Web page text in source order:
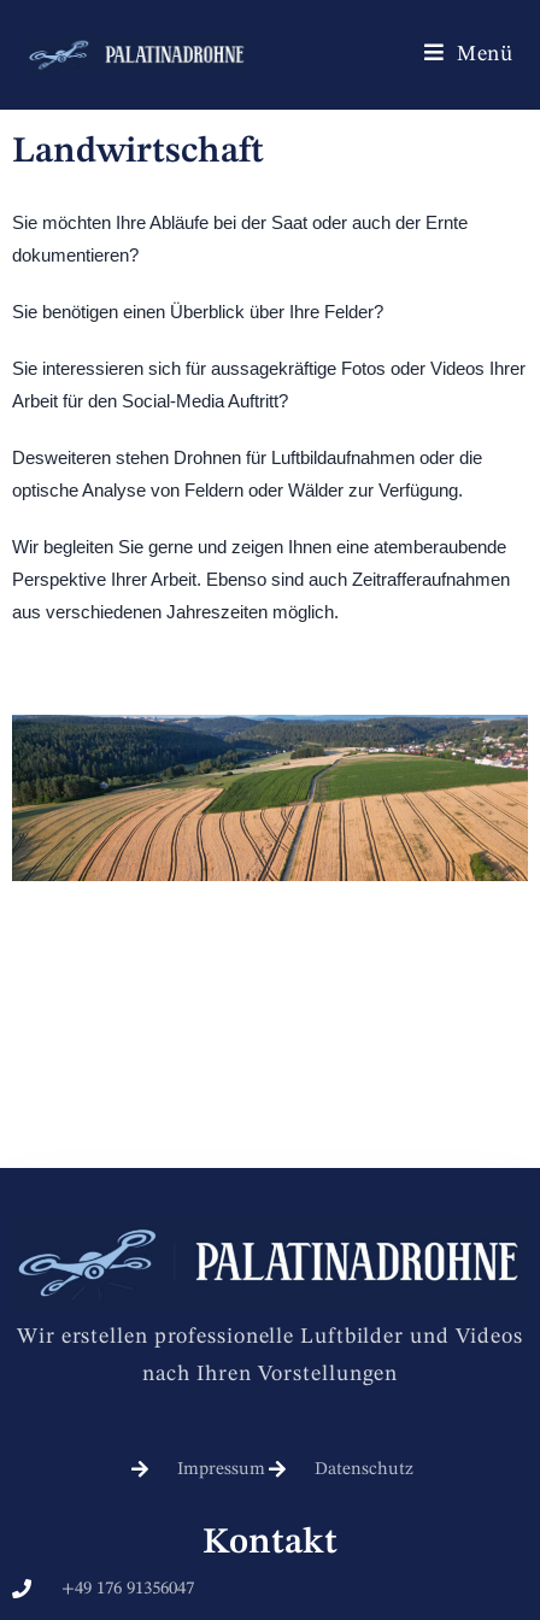
Menü
Landwirtschaft
Sie möchten Ihre Abläufe bei der Saat oder auch der Ernte
dokumentieren?
Sie benötigen einen Überblick über Ihre Felder?
Sie interessieren sich für aussagekräftige Fotos oder Videos Ihrer
Arbeit für den Social-Media Auftritt?
Desweiteren stehen Drohnen für Luftbildaufnahmen oder die
optische Analyse von Feldern oder Wälder zur Verfügung.
Wir begleiten Sie gerne und zeigen Ihnen eine atemberaubende
Perspektive Ihrer Arbeit. Ebenso sind auch Zeitrafferaufnahmen
aus verschiedenen Jahreszeiten möglich.
Wir erstellen professionelle Luftbilder und Videos
nach Ihren Vorstellungen
Impressum Datenschutz
Kontakt
+49 176 91356047